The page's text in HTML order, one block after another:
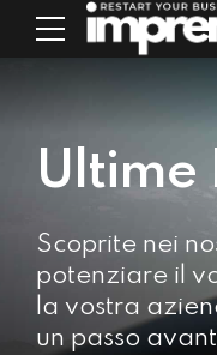
Ultime
Scoprite nei
potenziare il
la vostra
un passo